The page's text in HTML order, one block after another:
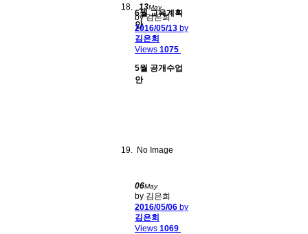
6월 교육계획
안
13May
by 김은희
2016/05/13 by
김은희
Views 1075
5월 공개수업
안
No Image
06May
by 김은희
2016/05/06 by
김은희
Views 1069